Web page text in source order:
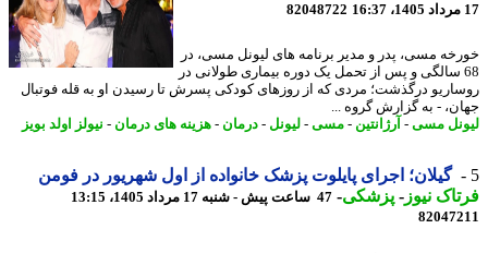
82048722
مسی، پدر و مدیر برنامه های لیونل مسی، در
سالگی و پس از تحمل یک دوره بیماری طولانی در
درگذشت؛ مردی که از روزهای کودکی پسرش تا رسیدن او به قله فوتبال
- به گزارش گروه ...
مسی-آرژانتین -مسی-لیونل-درمان -هزینه های درمان -نیولز اولد بویز
گیلان؛ اجرای پایلوت پزشک خانواده از اول شهریور در فومن
نیوز-پزشکی-47 ساعت پیش - شنبه 17 مرداد 1405، 13:15